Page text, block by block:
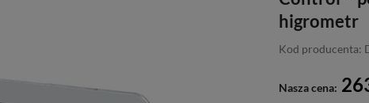
higrometr
Kod producenta:
Nasza cena: